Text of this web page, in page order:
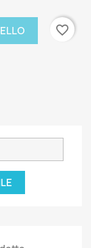
favorite_border